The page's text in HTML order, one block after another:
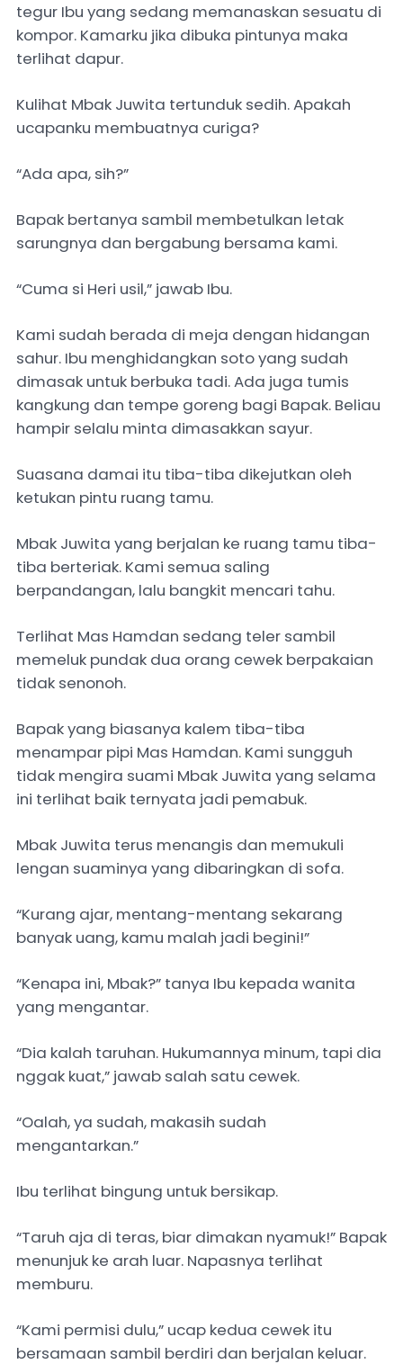
tegur Ibu yang sedang memanaskan sesuatu di
kompor. Kamarku jika dibuka pintunya maka
terlihat dapur.
Kulihat Mbak Juwita tertunduk sedih. Apakah
ucapanku membuatnya curiga?
“Ada apa, sih?”
Bapak bertanya sambil membetulkan letak
sarungnya dan bergabung bersama kami.
“Cuma si Heri usil,” jawab Ibu.
Kami sudah berada di meja dengan hidangan
sahur. Ibu menghidangkan soto yang sudah
dimasak untuk berbuka tadi. Ada juga tumis
kangkung dan tempe goreng bagi Bapak. Beliau
hampir selalu minta dimasakkan sayur.
Suasana damai itu tiba-tiba dikejutkan oleh
ketukan pintu ruang tamu.
Mbak Juwita yang berjalan ke ruang tamu tiba-
tiba berteriak. Kami semua saling
berpandangan, lalu bangkit mencari tahu.
Terlihat Mas Hamdan sedang teler sambil
memeluk pundak dua orang cewek berpakaian
tidak senonoh.
Bapak yang biasanya kalem tiba-tiba
menampar pipi Mas Hamdan. Kami sungguh
tidak mengira suami Mbak Juwita yang selama
ini terlihat baik ternyata jadi pemabuk.
Mbak Juwita terus menangis dan memukuli
lengan suaminya yang dibaringkan di sofa.
“Kurang ajar, mentang-mentang sekarang
banyak uang, kamu malah jadi begini!”
“Kenapa ini, Mbak?” tanya Ibu kepada wanita
yang mengantar.
“Dia kalah taruhan. Hukumannya minum, tapi dia
nggak kuat,” jawab salah satu cewek.
“Oalah, ya sudah, makasih sudah
mengantarkan.”
Ibu terlihat bingung untuk bersikap.
“Taruh aja di teras, biar dimakan nyamuk!” Bapak
menunjuk ke arah luar. Napasnya terlihat
memburu.
“Kami permisi dulu,” ucap kedua cewek itu
bersamaan sambil berdiri dan berjalan keluar.